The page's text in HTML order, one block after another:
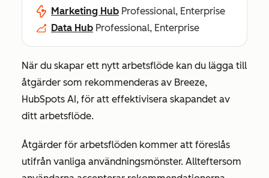
Marketing Hub Professional, Enterprise
Data Hub Professional, Enterprise
När du skapar ett nytt arbetsflöde kan du lägga till
åtgärder som rekommenderas av Breeze,
HubSpots AI, för att effektivisera skapandet av
ditt arbetsflöde.
Åtgärder för arbetsflöden kommer att föreslås
utifrån vanliga användningsmönster. Allteftersom